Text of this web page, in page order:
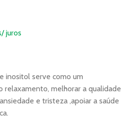
juros
inositol serve como um
relaxamento, melhorar a qualidade
e tristeza ,apoiar a saúde